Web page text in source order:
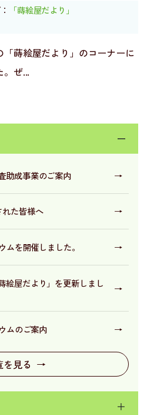
ー
助成事業のご案内 →
た皆様へ →
ムを開催しました。 →
絵屋だより」を更新しまし
→
ムのご案内 →
を見る →
＋
「蒔絵屋だより」
蒔絵屋だより」のコーナーに
ぜ...